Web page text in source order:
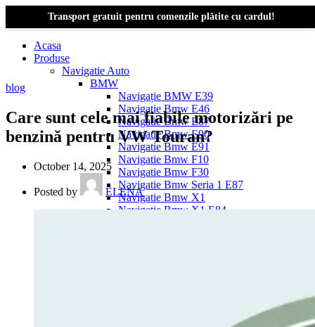
Transport gratuit pentru comenzile plătite cu cardul!
Acasa
Produse
Navigatie Auto
BMW
Navigație BMW E39
Navigatie Bmw E46
Navigatie Bmw E87
Navigatie Bmw E90
Navigatie Bmw E91
Navigatie Bmw F10
Navigatie Bmw F30
Navigatie Bmw Seria 1 E87
Navigatie Bmw X1
Navigatie Bmw X1 E84
Navigație Dacia Logan 3 (2020–Prezent)
blog
Care sunt cele mai fiabile motorizări pe
benzină pentru VW Touran?
October 14, 2025
Posted by ELENA